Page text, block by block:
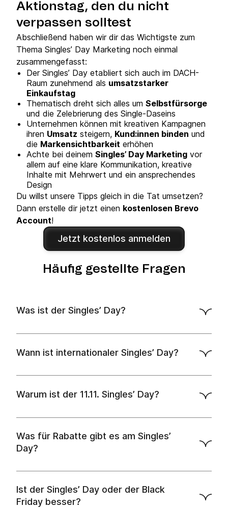
Aktionstag, den du nicht
verpassen solltest
Abschließend haben wir dir das Wichtigste zum
Thema Singles’ Day Marketing noch einmal
zusammengefasst:
Der Singles’ Day etabliert sich auch im DACH-
Raum zunehmend als umsatzstarker
Einkaufstag
Thematisch dreht sich alles um Selbstfürsorge
und die Zelebrierung des Single-Daseins
Unternehmen können mit kreativen Kampagnen
ihren Umsatz steigern, Kund:innen binden und
die Markensichtbarkeit erhöhen
Achte bei deinem Singles’ Day Marketing vor
allem auf eine klare Kommunikation, kreative
Inhalte mit Mehrwert und ein ansprechendes
Design
Du willst unsere Tipps gleich in die Tat umsetzen?
Dann erstelle dir jetzt einen kostenlosen Brevo
Account!
Jetzt kostenlos anmelden
Häufig gestellte Fragen
Was ist der Singles’ Day?
Wann ist internationaler Singles’ Day?
Warum ist der 11.11. Singles’ Day?
Was für Rabatte gibt es am Singles’
Day?
Ist der Singles’ Day oder der Black
Friday besser?